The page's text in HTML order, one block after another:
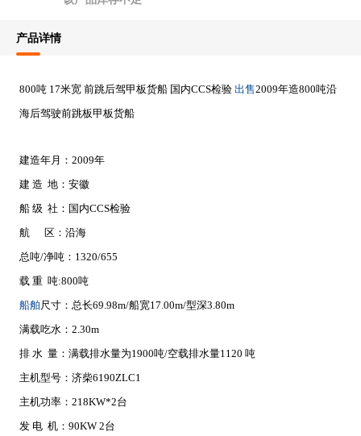
产品详情
800吨 17米宽 前跳后驾甲板货船 国内CCS检验 出售2009年造800吨沿
海后驾驶前跳板甲板货船
建造年月：2009年
建 造 地：安徽
船 级 社：国内CCS检验
航 区：沿海
总吨/净吨：1320/655
载 重 吨:800吨
船舶尺寸：总长69.98m/船宽17.00m/型深3.80m
满载吃水：2.30m
排 水 量：满载排水量为1900吨/空载排水量1120 吨
主机型号：济柴6190ZLC1
主机功率：218KW*2台
发 电 机：90KW 2台